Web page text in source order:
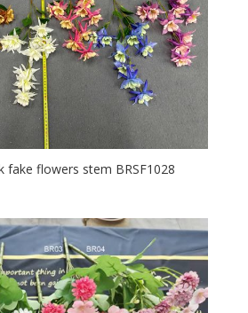
fake flowers stem BRSF1028